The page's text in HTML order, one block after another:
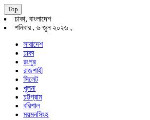
Top
ঢাকা, বাংলাদেশ
শনিবার , ৬ জুন ২০২৬ ,
সারাদেশ
ঢাকা
রংপুর
রাজশাহী
সিলেট
খুলনা
চট্টগ্রাম
বরিশাল
ময়মনসিংহ